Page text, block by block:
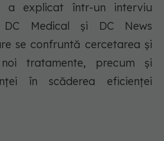
a explicat într-un interviu
DC Medical și DC News
se confruntă cercetarea și
tratamente, precum și
în scăderea eficienței